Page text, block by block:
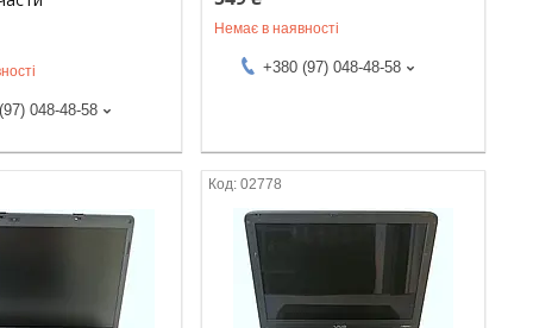
048-48-58
Немає в наявності
+380 (97) 048-48-58
02778